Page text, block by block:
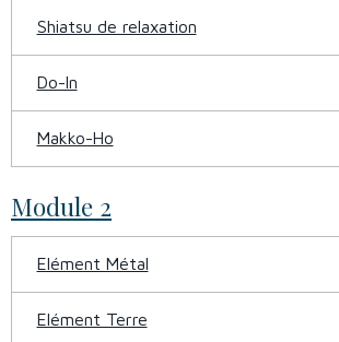
Shiatsu de relaxation
Do-In
Makko-Ho
Module 2
Elément Métal
Elément Terre